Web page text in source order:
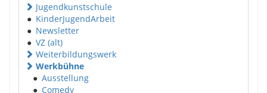
Jugendkunstschule
● KinderJugendArbeit
● Newsletter
● VZ (alt)
Weiterbildungswerk
Werkbühne
● Ausstellung
● Comedy